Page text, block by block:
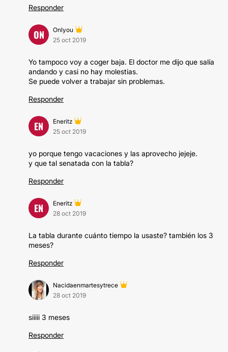
Responder
ON
Onlyou
25 oct 2019
Yo tampoco voy a coger baja. El doctor me dijo que salía
andando y casi no hay molestias.
Se puede volver a trabajar sin problemas.
Responder
EN
Eneritz
25 oct 2019
yo porque tengo vacaciones y las aprovecho jejeje.
y que tal senatada con la tabla?
Responder
EN
Eneritz
28 oct 2019
La tabla durante cuánto tiempo la usaste? también los 3
meses?
Responder
Nacidaenmartesytrece
28 oct 2019
siiiii 3 meses
Responder